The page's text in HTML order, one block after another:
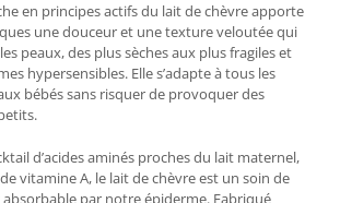
en principes actifs du lait de chèvre apporte
une douceur et une texture veloutée qui
peaux, des plus sèches aux plus fragiles et
hypersensibles. Elle s’adapte à tous les
bébés sans risquer de provoquer des
d’acides aminés proches du lait maternel,
vitamine A, le lait de chèvre est un soin de